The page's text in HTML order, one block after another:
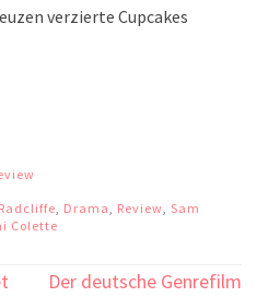
verzierte Cupcakes
, Drama, Review, Sam
Colette
Der deutsche Genrefilm